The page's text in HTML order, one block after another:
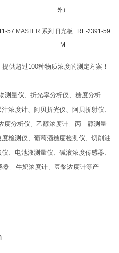
外）
57 MASTER 系列 日光板 : RE-2391-59
M
供超过100种物质浓度的测定方案！
测量仪、折光率分析仪、糖度分析
浓度计、阿贝折光仪、阿贝折射仪、
度分析仪、乙醇浓度计、丙二醇测量
检测仪、葡萄酒糖度检测仪、切削油
、电池液测量仪、碱液浓度传感器、
、牛奶浓度计、豆浆浓度计等产